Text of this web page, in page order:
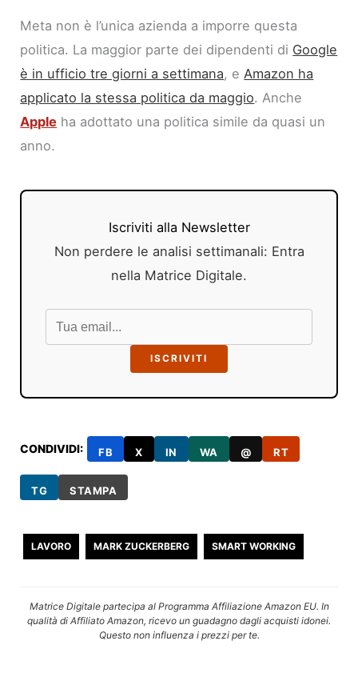
Meta non è l’unica azienda a imporre questa
politica. La maggior parte dei dipendenti di Google
è in ufficio tre giorni a settimana, eAmazon ha
applicato la stessa politica da maggio. Anche
Apple ha adottato una politica simile da quasi un
anno.
Iscriviti alla Newsletter
Non perdere le analisi settimanali: Entra
nella Matrice Digitale.
ISCRIVITI
CONDIVIDI: FB X IN WA @ RT
TG STAMPA
LAVORO MARK ZUCKERBERG SMART WORKING
Matrice Digitale partecipa al Programma Affiliazione Amazon EU. In
qualità di Affiliato Amazon, ricevo un guadagno dagli acquisti idonei.
Questo non influenza i prezzi per te.